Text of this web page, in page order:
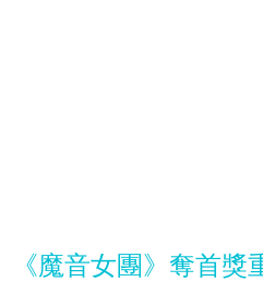
《魔音女團》奪首獎